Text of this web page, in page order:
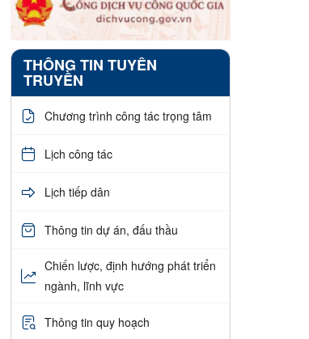
THÔNG TIN TUYÊN
TRUYỀN
Chương trình công tác trọng tâm
Lịch công tác
Lịch tiếp dân
Thông tin dự án, đấu thầu
Chiến lược, định hướng phát triển
ngành, lĩnh vực
Thông tin quy hoạch